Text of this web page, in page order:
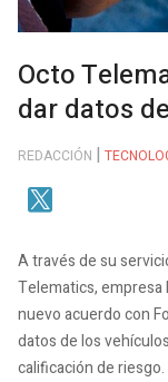
Octo
dar datos
REDACCIÓN
A través de su
Telematics,
nuevo acuerdo con
datos de los
calificación de